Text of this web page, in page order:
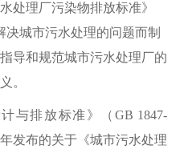
处理厂污染物排放标准》
决城市污水处理的问题而制
导和规范城市污水处理厂的
。
与排放标准》（GB 1847-
发布的关于《城市污水处理